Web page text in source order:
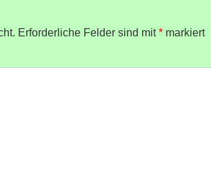
Erforderliche Felder sind mit* markiert